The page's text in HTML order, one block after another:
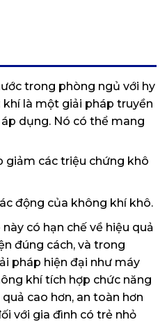
trong phòng ngủ với hy
là một giải pháp truyền
dụng. Nó có thể mang
giảm các triệu chứng khô
động của không khí khô.
có hạn chế về hiệu quả
đúng cách, và trong
pháp hiện đại như máy
khí tích hợp chức năng
cao hơn, an toàn hơn
với gia đình có trẻ nhỏ